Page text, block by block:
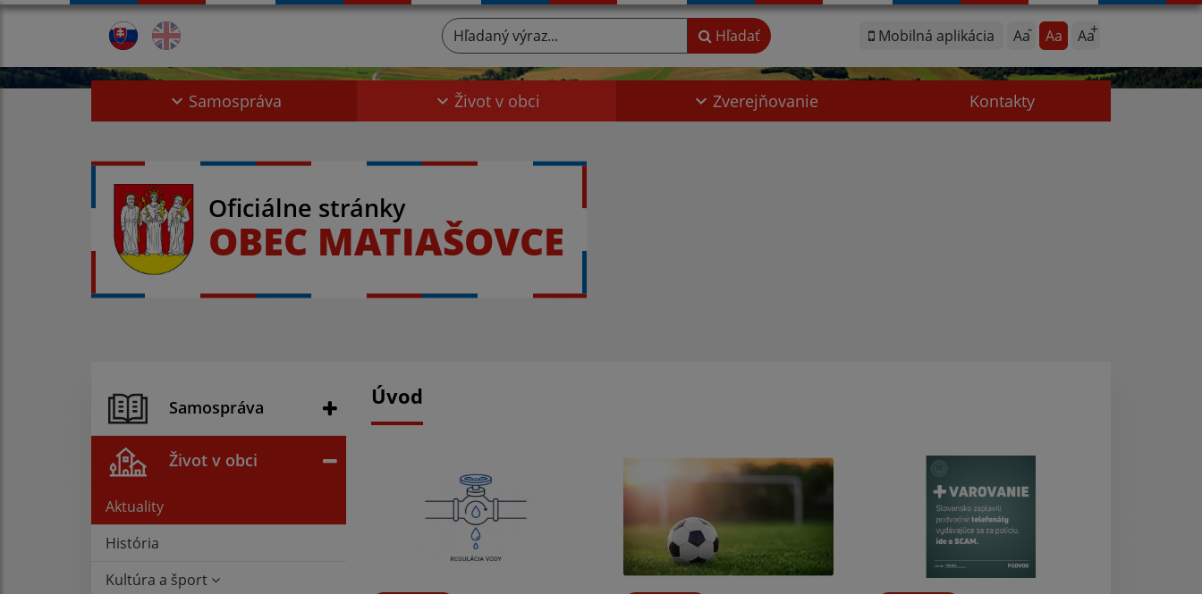
Mobilná aplikácia Aa Aa Aa
Hľadaný výraz... Hľadať
Samospráva Život v obci Zverejňovanie Kontakty
Oficiálne stránky
OBEC MATIAŠOVCE
Samospráva
Život v obci
Aktuality
História
Kultúra a šport
Úvod